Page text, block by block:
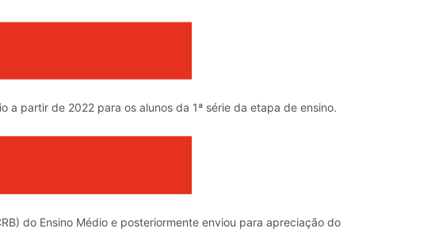
a partir de 2022 para os alunos da 1ª série da etapa de ensino.
do Ensino Médio e posteriormente enviou para apreciação do